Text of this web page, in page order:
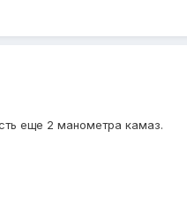
еще 2 манометра камаз.